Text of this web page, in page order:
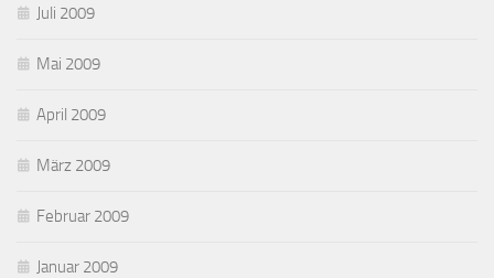
Juli 2009
Mai 2009
April 2009
März 2009
Februar 2009
Januar 2009